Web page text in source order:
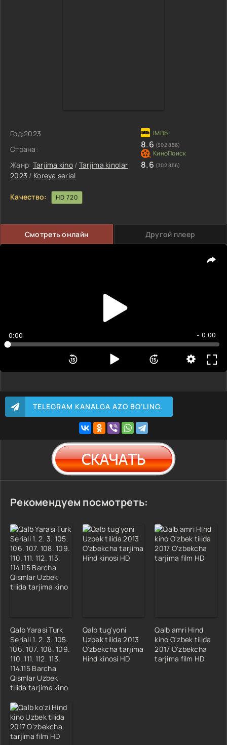
Год:2023
Страна:
Жанр: Tarjima kino / Tarjima kinolar
2023 / Koreya serial
8.6 (302 856)
8.6 (302 856)
Качество: HD 720
Смотреть онлайн Другой плеер
0:00 - 0:00
TELEGRAM KANALGA AZO BO'LING.
Рекомендуем посмотреть:
Qalb Yarasi Turk
Seriali 1. 2. 3. 105.
106. 107. 108. 109.
110. 111. 112. 113.
114.115 Barcha
Qismlar Uzbek
tilida tarjima kino
Qalb tug'yoni
Uzbek tilida 2013
O'zbekcha tarjima
Hind kinosi HD
Qalb amri Hind
kino O'zbek tilida
2017 O'zbekcha
tarjima film HD